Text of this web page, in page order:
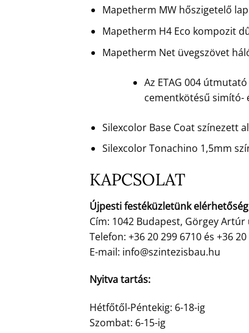
Mapetherm MW hőszigetelő
Mapetherm H4 Eco kompozit
Mapetherm Net üvegszövet
Az ETAG 004
cementkötésű simító-
Silexcolor Base Coat színezett
Silexcolor Tonachino 1,5mm
KAPCSOLAT
Újpesti festéküzletünk
Cím: 1042 Budapest, Görgey Artúr
Telefon: +36 20 299 6710 és +36
E-mail: info@szintezisbau.hu
Nyitva tartás:
Hétfőtől-Péntekig: 6-18-ig
Szombat: 6-15-ig